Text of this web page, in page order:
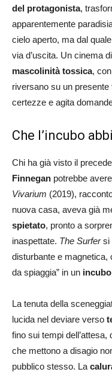
del protagonista,
apparentemente
cielo aperto, ma dal
via d’uscita. Un cinema di
mascolinità tossica,
riversano su un
certezze e agita
Che l’incubo
Chi ha già visto il
Finnegan potrebbe
Vivarium (2019),
nuova casa, aveva già
spietato, pronto a
inaspettate. The Surfersi
disturbante e magnetica,
da spiaggia” in un
La tenuta della
lucida nel deviare verso
fino sui tempi dell’attesa,
che mettono a disagio
pubblico stesso. La